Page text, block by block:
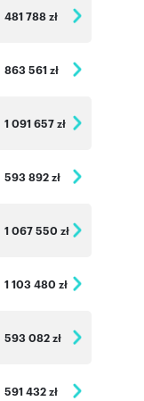
481 788 zł
863 561 zł
1 091 657 zł
593 892 zł
1 067 550 zł
1 103 480 zł
593 082 zł
591 432 zł